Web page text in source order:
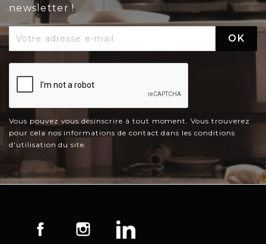
newsletter !
Vous pouvez vous désinscrire à tout moment. Vous trouverez
pour cela nos informations de contact dans les conditions
d'utilisation du site.
Facebook Instagram